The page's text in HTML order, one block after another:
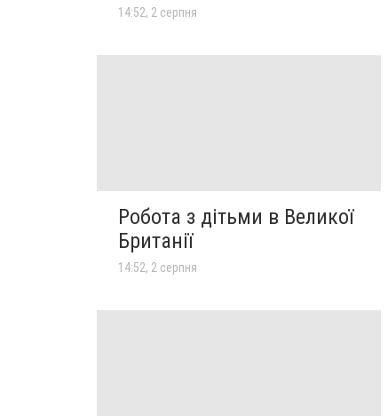
14:52, 2 серпня
Робота з дітьми в Великої
Британії
14:52, 2 серпня